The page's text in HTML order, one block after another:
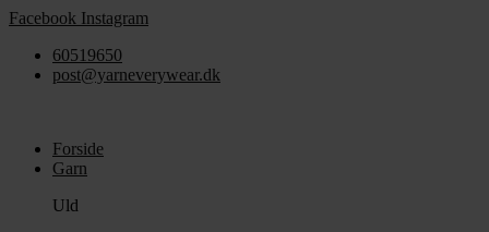
Videre
indhold
Facebook Instagram
60519650
post@yarneverywear.dk
Forside
Garn
Uld